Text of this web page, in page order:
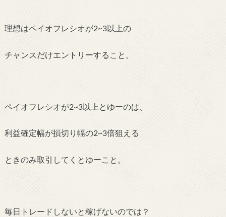
理想はペイオフレシオが2~3以上の
チャンスだけエントリーすること。
ペイオフレシオが2~3以上とゆーのは、
利益確定幅が損切り幅の2~3倍狙える
ときのみ取引してくとゆーこと。
毎日トレードしないと稼げないのでは？